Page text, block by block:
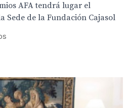
AFA tendrá lugar el
Sede de la Fundación Cajasol